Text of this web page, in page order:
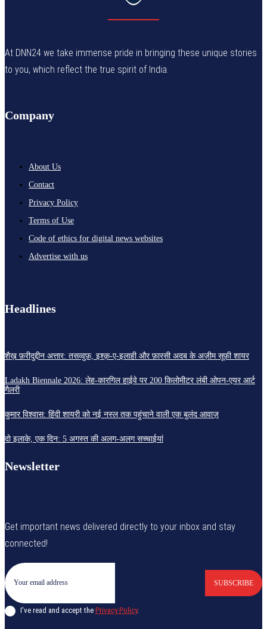
At DNN24 we take immense pride in bringing these unique stories
to you, which reflect the true spirit of India.
Company
About Us
Contact
Privacy Policy
Terms of Use
Code of ethics for digital news websites
Advertise with us
Headlines
शैख़ फ़रीदुद्दीन अत्तार: तसव्वुफ़, इश्क़-ए-इलाही और फ़ारसी अदब के अज़ीम सूफ़ी शायर
Ladakh Biennale 2026: लेह-कारगिल हाईवे पर 200 किलोमीटर लंबी ओपन-एयर आर्ट
गैलरी
कुमार विश्वास: हिंदी शायरी को नई नस्ल तक पहुंचाने वाली एक बुलंद आवाज़
दो इलाके, एक दिन: 5 अगस्त की अलग-अलग सच्चाईयां
Newsletter
Get important news delivered directly to your inbox and stay
connected!
SUBSCRIBE
I've read and accept the Privacy Policy.